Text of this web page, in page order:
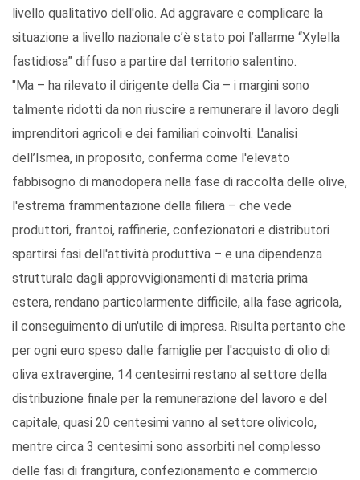
livello qualitativo dell'olio. Ad aggravare e complicare la
situazione a livello nazionale c’è stato poi l’allarme “Xylella
fastidiosa” diffuso a partire dal territorio salentino.
"Ma – ha rilevato il dirigente della Cia – i margini sono
talmente ridotti da non riuscire a remunerare il lavoro degli
imprenditori agricoli e dei familiari coinvolti. L'analisi
dell’Ismea, in proposito, conferma come l'elevato
fabbisogno di manodopera nella fase di raccolta delle olive,
l'estrema frammentazione della filiera – che vede
produttori, frantoi, raffinerie, confezionatori e distributori
spartirsi fasi dell'attività produttiva – e una dipendenza
strutturale dagli approvvigionamenti di materia prima
estera, rendano particolarmente difficile, alla fase agricola,
il conseguimento di un'utile di impresa. Risulta pertanto che
per ogni euro speso dalle famiglie per l'acquisto di olio di
oliva extravergine, 14 centesimi restano al settore della
distribuzione finale per la remunerazione del lavoro e del
capitale, quasi 20 centesimi vanno al settore olivicolo,
mentre circa 3 centesimi sono assorbiti nel complesso
delle fasi di frangitura, confezionamento e commercio